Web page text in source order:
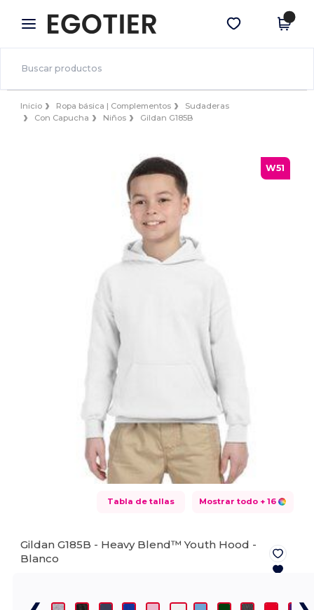
× App de Egotier
¡Mejores precios en app!
Descargar app
Inicio Ropa básica | Complementos
Sudaderas
Con Capucha
Niños Gildan G185B
W51
Tabla de tallas Mostrar todo + 16
Gildan G185B - Heavy Blend™ Youth Hood -
Blanco